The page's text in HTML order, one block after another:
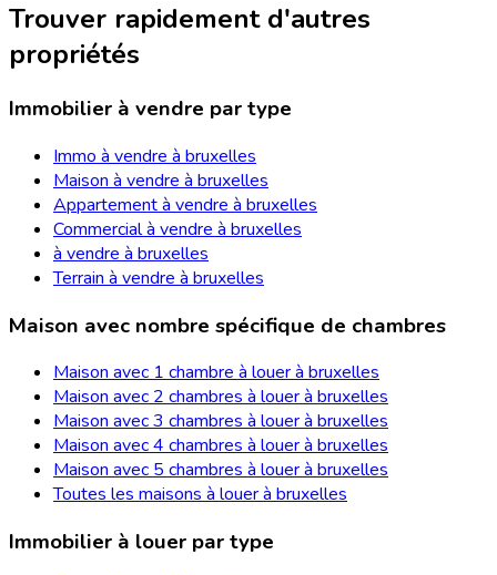
Trouver rapidement d'autres
propriétés
Immobilier à vendre par type
Immo à vendre à bruxelles
Maison à vendre à bruxelles
Appartement à vendre à bruxelles
Commercial à vendre à bruxelles
à vendre à bruxelles
Terrain à vendre à bruxelles
Maison avec nombre spécifique de chambres
Maison avec 1 chambre à louer à bruxelles
Maison avec 2 chambres à louer à bruxelles
Maison avec 3 chambres à louer à bruxelles
Maison avec 4 chambres à louer à bruxelles
Maison avec 5 chambres à louer à bruxelles
Toutes les maisons à louer à bruxelles
Immobilier à louer par type